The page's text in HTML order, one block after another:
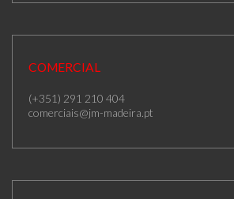
COMERCIAL
(+351) 291 210 404
comerciais@jm-madeira.pt